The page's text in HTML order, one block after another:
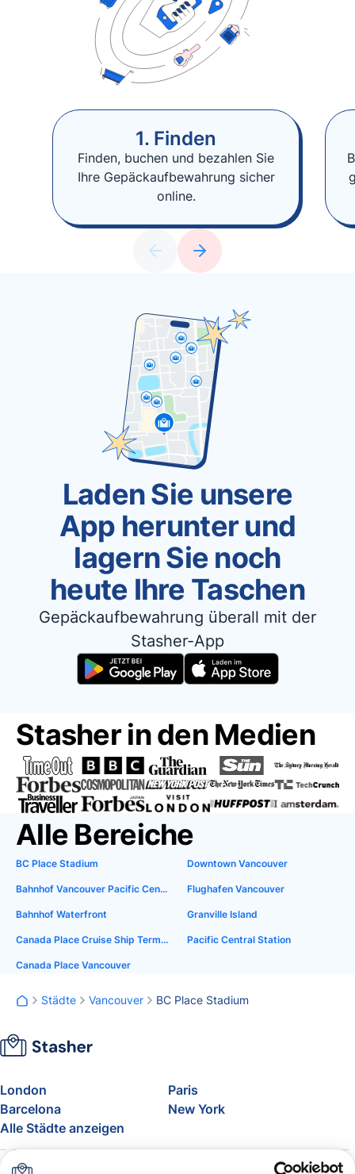
1. Finden
Finden, buchen und bezahlen Sie
Ihre Gepäckaufbewahrung sicher
online.
Laden Sie unsere
App herunter und
lagern Sie noch
heute Ihre Taschen
Gepäckaufbewahrung überall mit der
Stasher-App
Stasher in den Medien
Alle Bereiche
BC Place Stadium
Bahnhof Vancouver Pacific Central
Bahnhof Waterfront
Canada Place Cruise Ship Terminal
Canada Place Vancouver
Downtown Vancouver
Flughafen Vancouver
Granville Island
Pacific Central Station
Städte Vancouver BC Place Stadium
London
Paris
Barcelona
New York
Alle Städte anzeigen